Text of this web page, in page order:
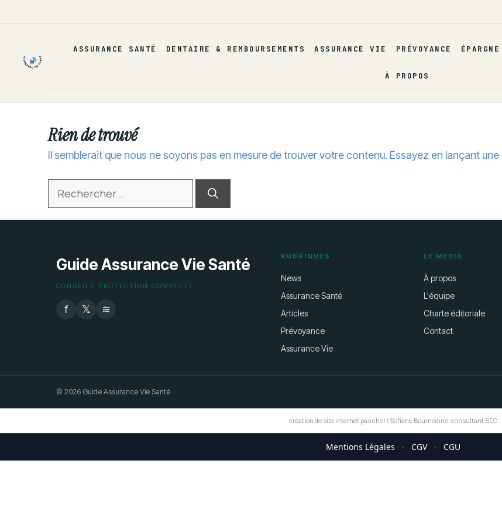
au
ASSURANCE SANTÉ DENTAIRE & REMBOURSEMENTS ASSURANCE VIE PRÉVOYANCE
À PROPOS
Rien de trouvé
Il semblerait que nous ne soyons pas en mesure de trouver votre contenu. Essayez en lançant
Guide Assurance Vie Santé
CONSEILS PROTECTION COMPLÈTE
f 𝕏 ≋
RUBRIQUES
News
Assurance Santé
Articles
Prévoyance
Assurance Vie
LE MÉDIA
À propos
L'équipe
Charte éditoriale
Contact
© 2026 Guide Assurance Vie Santé
création de site internet pas cher | Sofiane Boumedine, consultant SEO
Mentions Légales · CGV · CGU